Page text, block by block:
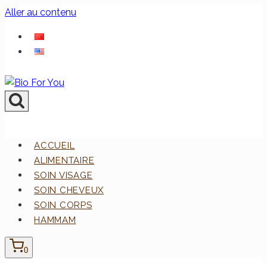
Aller au contenu
ACCUEIL
ALIMENTAIRE
SOIN VISAGE
SOIN CHEVEUX
SOIN CORPS
HAMMAM
0